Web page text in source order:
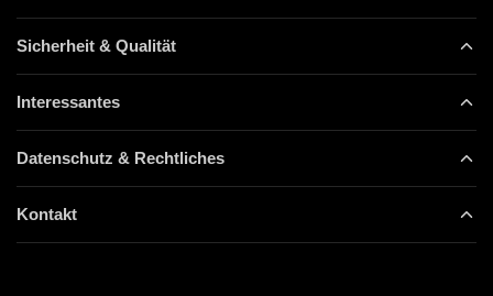
Sicherheit & Qualität
Interessantes
Datenschutz & Rechtliches
Kontakt